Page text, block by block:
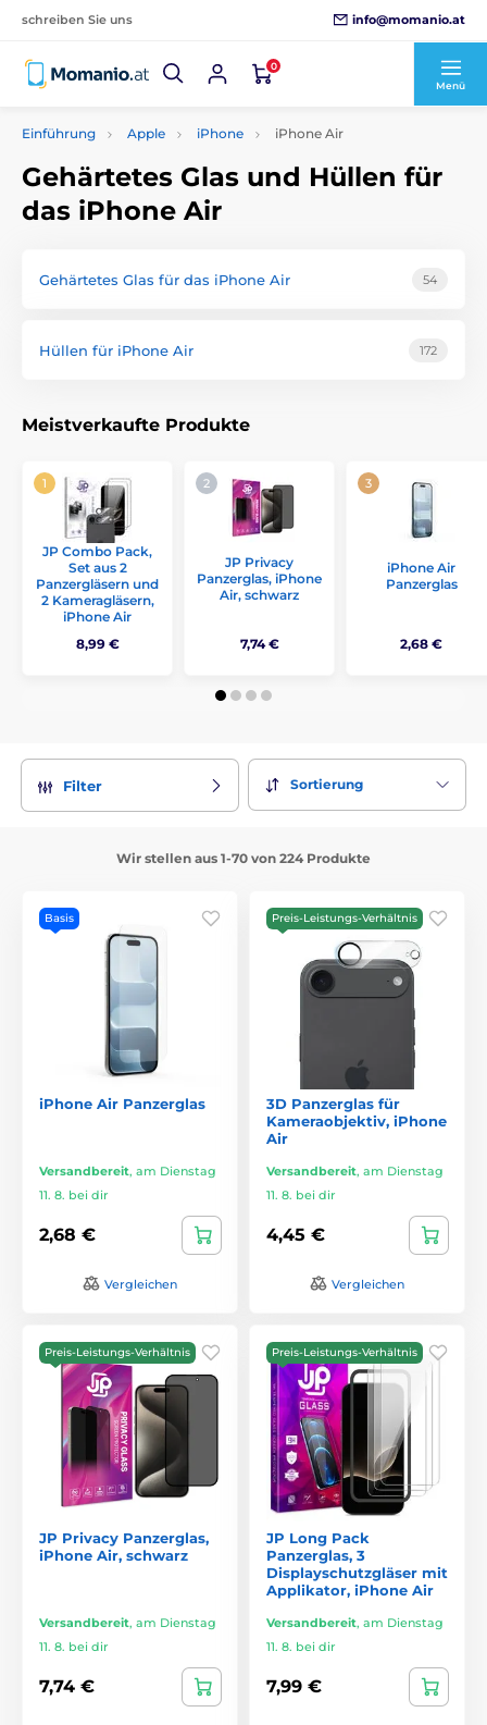
schreiben Sie uns info@momanio.at
0
Menü
Einführung Apple iPhone iPhone Air
Gehärtetes Glas und Hüllen für
das iPhone Air
Gehärtetes Glas für das iPhone Air 54
Hüllen für iPhone Air 172
Meistverkaufte Produkte
JP Combo Pack,
Set aus 2
Panzergläsern und
2 Kameragläsern,
iPhone Air
8,99 €
JP Privacy
Panzerglas, iPhone
Air, schwarz
7,74 €
iPhone Air
Panzerglas
2,68 €
Filter Sortierung
Wir stellen aus 1-70 von 224 Produkte
Basis
iPhone Air Panzerglas
Versandbereit, am Dienstag
11. 8. bei dir
2,68 €
Vergleichen
Preis-Leistungs-Verhältnis
3D Panzerglas für
Kameraobjektiv, iPhone
Air
Versandbereit, am Dienstag
11. 8. bei dir
4,45 €
Vergleichen
Preis-Leistungs-Verhältnis
JP Privacy Panzerglas,
iPhone Air, schwarz
Versandbereit, am Dienstag
11. 8. bei dir
7,74 €
Preis-Leistungs-Verhältnis
JP Long Pack
Panzerglas, 3
Displayschutzgläser mit
Applikator, iPhone Air
Versandbereit, am Dienstag
11. 8. bei dir
7,99 €